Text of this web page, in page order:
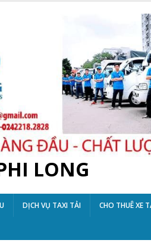
LONG
DỊCH VỤ TAXI TẢI CHO THUÊ XE